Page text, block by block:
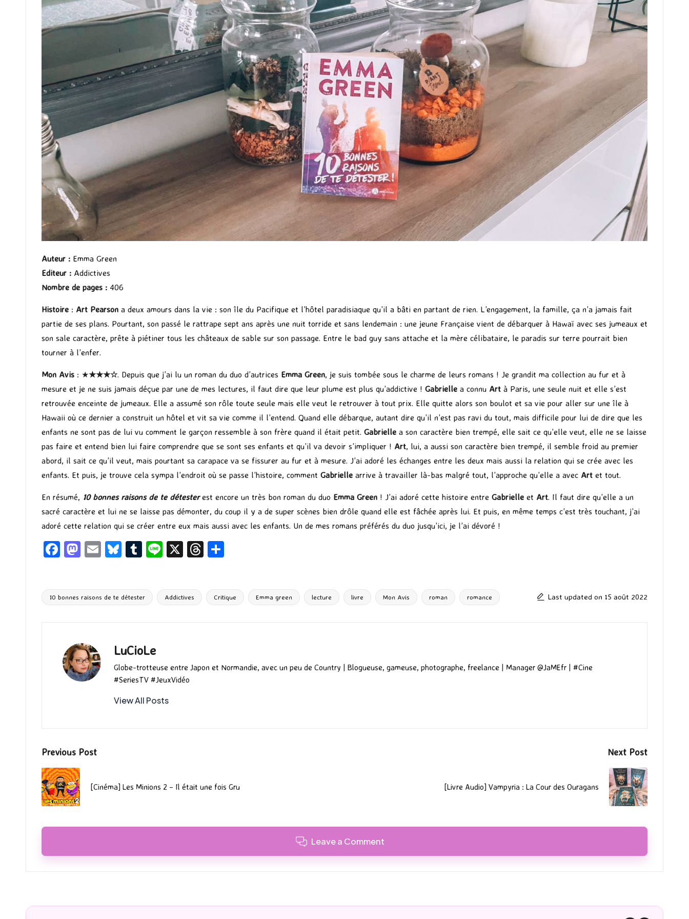
Auteur : Emma Green
Editeur : Addictives
Nombre de pages : 406
Histoire : Art Pearson a deux amours dans la vie : son île du Pacifique et l’hôtel paradisiaque qu’il a bâti en partant de rien. L’engagement, la famille, ça n’a jamais fait
partie de ses plans. Pourtant, son passé le rattrape sept ans après une nuit torride et sans lendemain : une jeune Française vient de débarquer à Hawaï avec ses jumeaux et
son sale caractère, prête à piétiner tous les châteaux de sable sur son passage. Entre le bad guy sans attache et la mère célibataire, le paradis sur terre pourrait bien
tourner à l’enfer.
Mon Avis : ★★★★☆. Depuis que j’ai lu un roman du duo d’autrices Emma Green, je suis tombée sous le charme de leurs romans ! Je grandit ma collection au fur et à
mesure et je ne suis jamais déçue par une de mes lectures, il faut dire que leur plume est plus qu’addictive ! Gabrielle a connu Art à Paris, une seule nuit et elle s’est
retrouvée enceinte de jumeaux. Elle a assumé son rôle toute seule mais elle veut le retrouver à tout prix. Elle quitte alors son boulot et sa vie pour aller sur une île à
Hawaii où ce dernier a construit un hôtel et vit sa vie comme il l’entend. Quand elle débarque, autant dire qu’il n’est pas ravi du tout, mais difficile pour lui de dire que les
enfants ne sont pas de lui vu comment le garçon ressemble à son frère quand il était petit. Gabrielle a son caractère bien trempé, elle sait ce qu’elle veut, elle ne se laisse
pas faire et entend bien lui faire comprendre que se sont ses enfants et qu’il va devoir s’impliquer ! Art, lui, a aussi son caractère bien trempé, il semble froid au premier
abord, il sait ce qu’il veut, mais pourtant sa carapace va se fissurer au fur et à mesure. J’ai adoré les échanges entre les deux mais aussi la relation qui se crée avec les
enfants. Et puis, je trouve cela sympa l’endroit où se passe l’histoire, comment Gabrielle arrive à travailler là-bas malgré tout, l’approche qu’elle a avec Art et tout.
En résumé, 10 bonnes raisons de te détesterest encore un très bon roman du duo Emma Green ! J’ai adoré cette histoire entre Gabrielle et Art. Il faut dire qu’elle a un
sacré caractère et lui ne se laisse pas démonter, du coup il y a de super scènes bien drôle quand elle est fâchée après lui. Et puis, en même temps c’est très touchant, j’ai
adoré cette relation qui se créer entre eux mais aussi avec les enfants. Un de mes romans préférés du duo jusqu’ici, je l’ai dévoré !
Fa
o
M
d
E
l
Bl
ky
T
bl
Li X
T
ds g
Tags:10 bonnes raisons de te détester Addictives Critique Emma green lecture livre Mon Avis roman romance Last updated on 15 août 2022
LuCioLe
Globe-trotteuse entre Japon et Normandie, avec un peu de Country | Blogueuse, gameuse, photographe, freelance | Manager @JaMEfr | #Cine
#SeriesTV #JeuxVidéo
View All Posts
Post
navigation
Previous Post
[Cinéma] Les Minions 2 – Il était une fois Gru
Next Post
[Livre Audio] Vampyria : La Cour des Ouragans
Leave a Comment